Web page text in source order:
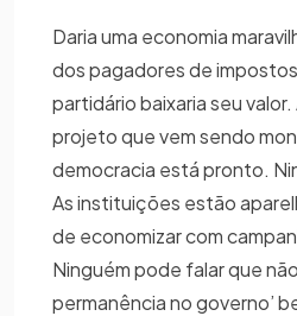
Daria uma economia
dos pagadores de
partidário baixaria seu
projeto que vem sendo
democracia está pronto.
As instituições estão
de economizar com
Ninguém pode falar que
permanência no governo’